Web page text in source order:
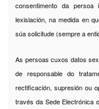
consentimento da
lexislación, na medida en
súa solicitude (sempre a
As persoas cuxos datos
de responsable do
rectificación, supresión ou
través da Sede Electrónica